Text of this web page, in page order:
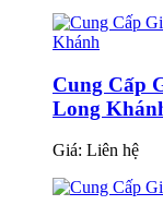
Cung Cấp
Long
Giá: Liên hệ